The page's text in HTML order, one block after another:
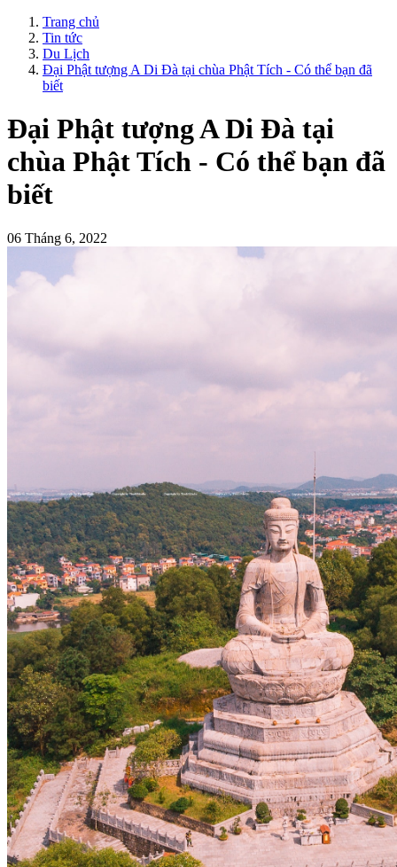
Trang chủ
Tin tức
Du Lịch
Đại Phật tượng A Di Đà tại chùa Phật Tích - Có thể bạn đã
biết
Đại Phật tượng A Di Đà tại
chùa Phật Tích - Có thể bạn đã
biết
06 Tháng 6, 2022